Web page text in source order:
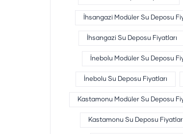
İhsangazi Modüler Su Deposu
İhsangazi Su Deposu Fiyatları
İnebolu Modüler Su Deposu
İnebolu Su Deposu Fiyatları
Kastamonu Modüler Su Deposu
Kastamonu Su Deposu